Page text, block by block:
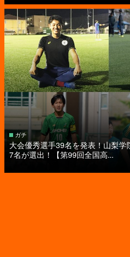
ガチ
大会優秀選手39名を発表！山梨
7名が選出！【第99回全国高...